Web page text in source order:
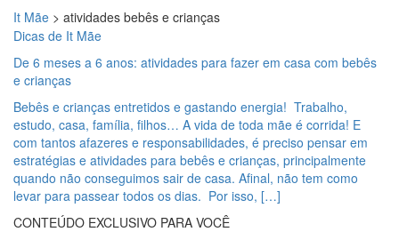
It Mãe > atividades bebês e crianças
Dicas de It Mãe
De 6 meses a 6 anos: atividades para fazer em casa com bebês
e crianças
Bebês e crianças entretidos e gastando energia! Trabalho,
estudo, casa, família, filhos… A vida de toda mãe é corrida! E
com tantos afazeres e responsabilidades, é preciso pensar em
estratégias e atividades para bebês e crianças, principalmente
quando não conseguimos sair de casa. Afinal, não tem como
levar para passear todos os dias. Por isso, […]
CONTEÚDO EXCLUSIVO PARA VOCÊ